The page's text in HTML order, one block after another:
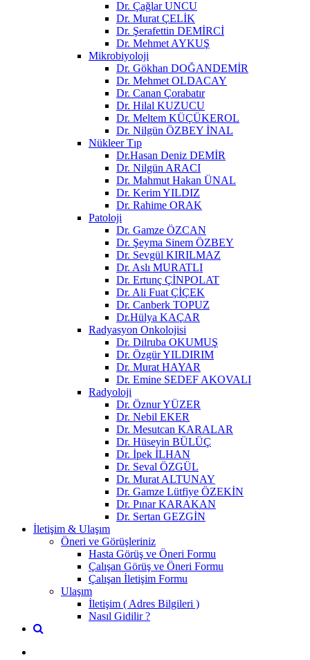
Dr. Çağlar UNCU
Dr. Murat ÇELİK
Dr. Şerafettin DEMİRCİ
Dr. Mehmet AYKUŞ
Mikrobiyoloji
Dr. Gökhan DOĞANDEMİR
Dr. Mehmet OLDACAY
Dr. Canan Çorabatır
Dr. Hilal KUZUCU
Dr. Meltem KÜÇÜKEROL
Dr. Nilgün ÖZBEY İNAL
Nükleer Tıp
Dr.Hasan Deniz DEMİR
Dr. Nilgün ARACI
Dr. Mahmut Hakan ÜNAL
Dr. Kerim YILDIZ
Dr. Rahime ORAK
Patoloji
Dr. Gamze ÖZCAN
Dr. Şeyma Sinem ÖZBEY
Dr. Sevgül KIRILMAZ
Dr. Aslı MURATLI
Dr. Ertunç ÇİNPOLAT
Dr. Ali Fuat ÇİÇEK
Dr. Canberk TOPUZ
Dr.Hülya KAÇAR
Radyasyon Onkolojisi
Dr. Dilruba OKUMUŞ
Dr. Özgür YILDIRIM
Dr. Murat HAYAR
Dr. Emine SEDEF AKOVALI
Radyoloji
Dr. Öznur YÜZER
Dr. Nebil EKER
Dr. Mesutcan KARALAR
Dr. Hüseyin BÜLÜÇ
Dr. İpek İLHAN
Dr. Seval ÖZGÜL
Dr. Murat ALTUNAY
Dr. Gamze Lütfiye ÖZEKİN
Dr. Pınar KARAKAN
Dr. Sertan GEZGİN
İletişim & Ulaşım
Öneri ve Görüşleriniz
Hasta Görüş ve Öneri Formu
Çalışan Görüş ve Öneri Formu
Çalışan İletişim Formu
Ulaşım
İletişim ( Adres Bilgileri )
Nasıl Gidilir ?